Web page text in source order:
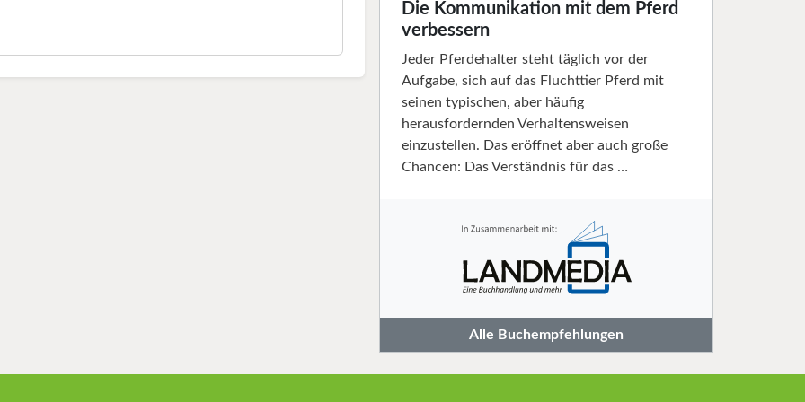
Die Kommunikation mit dem Pferd
verbessern
Jeder Pferdehalter steht täglich vor der
Aufgabe, sich auf das Fluchttier Pferd mit
seinen typischen, aber häufig
herausfordernden Verhaltensweisen
einzustellen. Das eröffnet aber auch große
Chancen: Das Verständnis für das …
Alle Buchempfehlungen